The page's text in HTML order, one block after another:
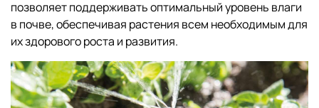
позволяет поддерживать оптимальный уровень влаги
в почве, обеспечивая растения всем необходимым для
их здорового роста и развития.